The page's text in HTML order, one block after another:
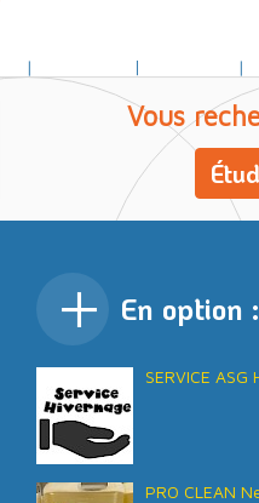
Vous
En option :
SERVICE
PRO CLEAN